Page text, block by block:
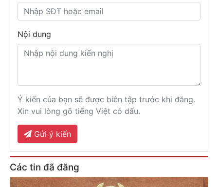
Nội dung
Ý kiến của bạn sẽ được biên tập trước khi đăng.
Xin vui lòng gõ tiếng Việt có dấu.
Gửi ý kiến
Các tin đã đăng